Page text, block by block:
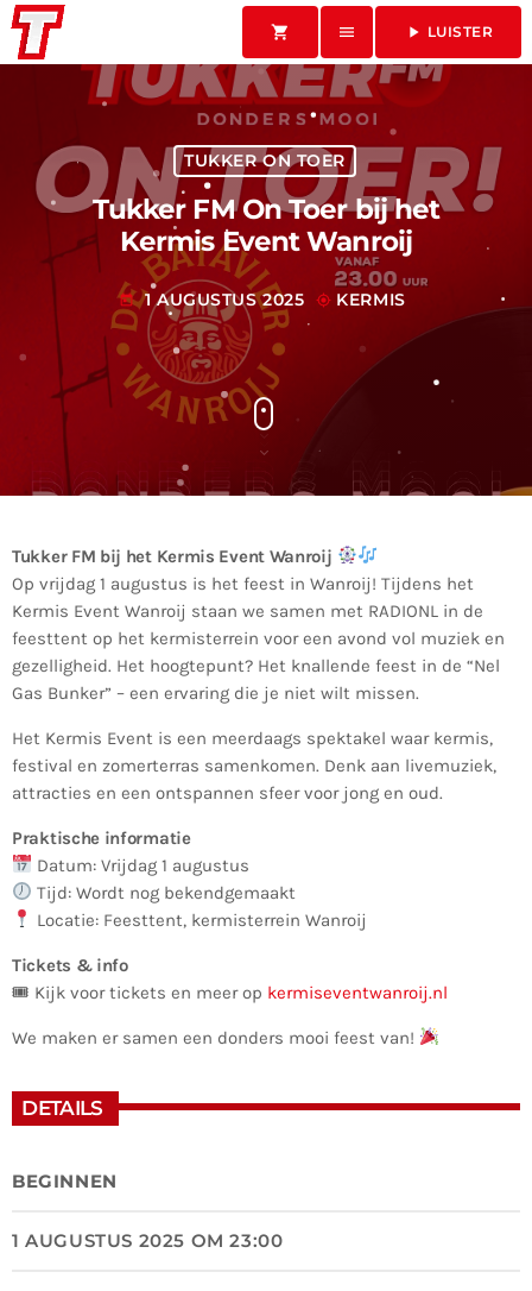
shopping_cart menu play_arrow LUISTER
TUKKER ON TOER
Tukker FM On Toer bij het
Kermis Event Wanroij
today 1 AUGUSTUS 2025 my_location KERMIS
Tukker FM bij het Kermis Event Wanroij
Op vrijdag 1 augustus is het feest in Wanroij! Tijdens het
Kermis Event Wanroij staan we samen met RADIONL in de
feesttent op het kermisterrein voor een avond vol muziek en
gezelligheid. Het hoogtepunt? Het knallende feest in de “Nel
Gas Bunker” – een ervaring die je niet wilt missen.
Het Kermis Event is een meerdaags spektakel waar kermis,
festival en zomerterras samenkomen. Denk aan livemuziek,
attracties en een ontspannen sfeer voor jong en oud.
Praktische informatie
Datum: Vrijdag 1 augustus
Tijd: Wordt nog bekendgemaakt
Locatie: Feesttent, kermisterrein Wanroij
Tickets & info
🎟 Kijk voor tickets en meer op kermiseventwanroij.nl
We maken er samen een donders mooi feest van!
DETAILS
BEGINNEN
1 AUGUSTUS 2025 OM 23:00